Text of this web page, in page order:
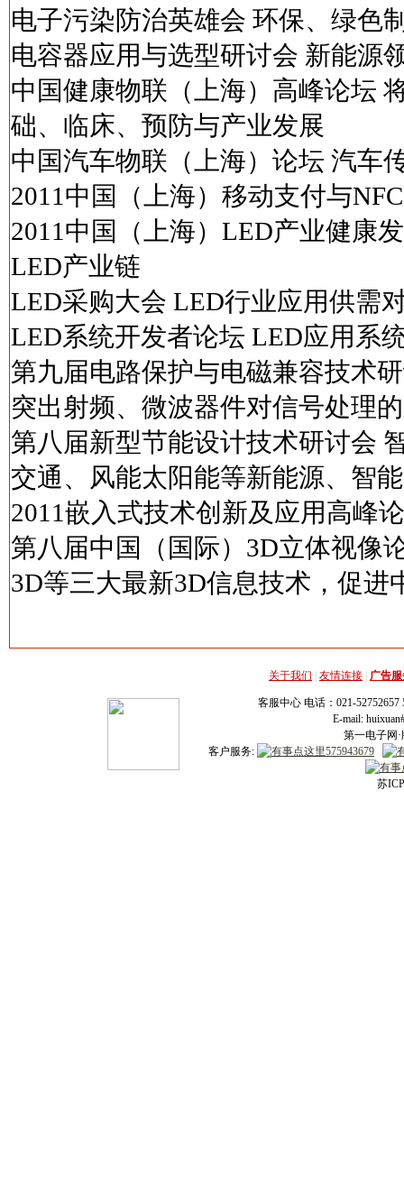
电子污染防治英雄会 环保、绿色
电容器应用与选型研讨会 新能源
中国健康物联（上海）高峰论坛
础、临床、预防与产业发展
中国汽车物联（上海）论坛 汽车
2011中国（上海）移动支付与
2011中国（上海）LED产业健康
LED产业链
LED采购大会 LED行业应用供需
LED系统开发者论坛 LED应用系
第九届电路保护与电磁兼容技术
突出射频、微波器件对信号处理
第八届新型节能设计技术研讨会
交通、风能太阳能等新能源、智
2011嵌入式技术创新及应用高峰
第八届中国（国际）3D立体视像
3D等三大最新3D信息技术，促
关于我们 友情连接 广告
客服中心 电话：021-52752657
E-mail:
第一电子网·
客户服务:
苏